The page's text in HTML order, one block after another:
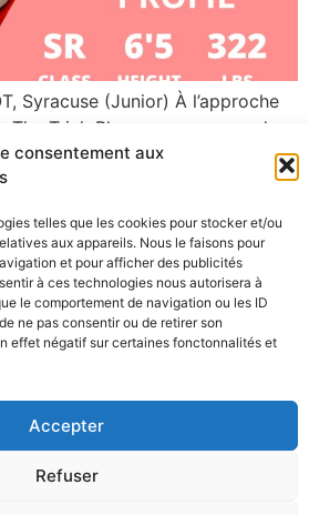
consentement aux
telles que les cookies pour stocker et/ou
aux appareils. Nous le faisons pour
et pour afficher des publicités
à ces technologies nous autorisera à
le comportement de navigation ou les ID
ne pas consentir ou de retirer son
effet négatif sur certaines fonctonnalités et
Accepter
Refuser
Syracuse (Junior) À l’approche
The Trick Play vous propose de
dans cet évènement si
les futures stars (ou désillusions)
des meilleurs joueurs
au Tackle Gauche des
Reserved © 2023
sur ce site sont protégés par les droits
de reproduire, distribuer ou utiliser de
soit ces éléments sans l’autorisation